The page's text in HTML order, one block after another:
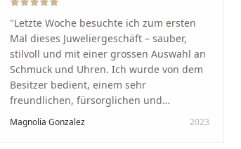
"Letzte Woche besuchte ich zum ersten
Mal dieses Juweliergeschäft – sauber,
stilvoll und mit einer grossen Auswahl an
Schmuck und Uhren. Ich wurde von dem
Besitzer bedient, einem sehr
freundlichen, fürsorglichen und
professionellen Mann. Ich empfehle zu
100 % dieses Schmuckgeschäft in
Magnolia Gonzalez 2023